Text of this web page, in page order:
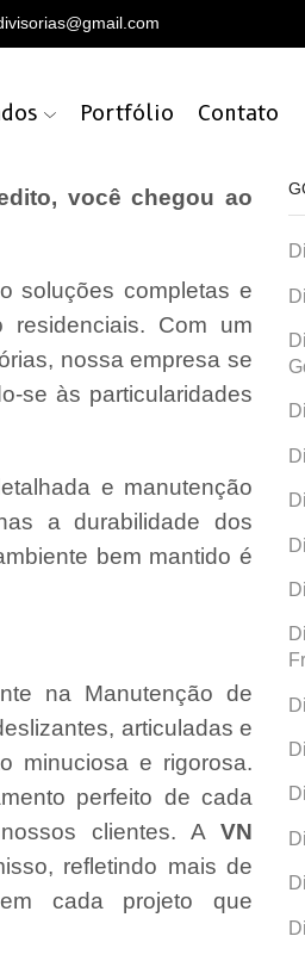
Portfólio Contato
você chegou ao
soluções completas e
residenciais. Com um
nossa empresa se
se às particularidades
e manutenção
a durabilidade dos
bem mantido é
na Manutenção de
articuladas e
minuciosa e rigorosa.
perfeito de cada
clientes. A VN
refletindo mais de
cada projeto que